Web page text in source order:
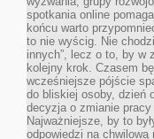
spotkania online
końcu warto
to nie wyścig. Nie
innych”, lecz o to, by w
kolejny krok. Czasem
wcześniejsze pójście
do bliskiej osoby, dzień
decyzja o zmianie
Najważniejsze, by to
odpowiedzi na chwilową